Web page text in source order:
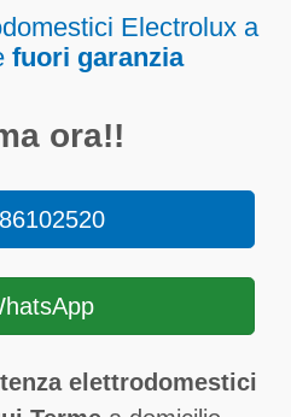
Electrolux a
fuori garanzia
ora!!
elettrodomestici